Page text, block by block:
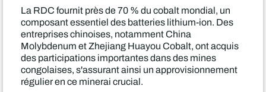
La RDC fournit près de 70 % du cobalt mondial, un
composant essentiel des batteries lithium-ion. Des
entreprises chinoises, notamment China
Molybdenum et Zhejiang Huayou Cobalt, ont acquis
des participations importantes dans des mines
congolaises, s'assurant ainsi un approvisionnement
régulier en ce minerai crucial.